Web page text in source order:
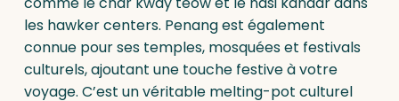
les hawker centers. Penang est également
connue pour ses temples, mosquées et festivals
culturels, ajoutant une touche festive à votre
voyage. C’est un véritable melting-pot culturel